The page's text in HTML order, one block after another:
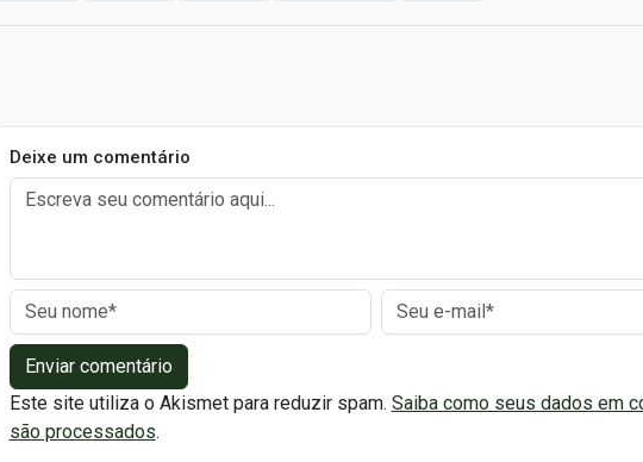
Deixe um comentário
Enviar comentário
Este site utiliza o Akismet para reduzir spam. Saiba como seus dados em
são processados.